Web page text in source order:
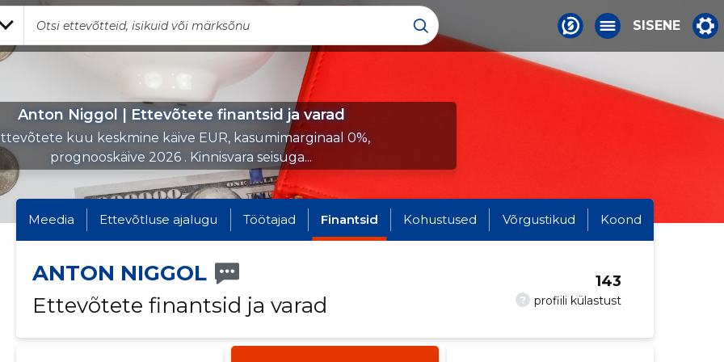
SISENE
Anton Niggol | Ettevõtete finantsid ja varad
kuu keskmine käive EUR, kasumimarginaal 0%,
prognooskäive 2026 . Kinnisvara seisuga...
Meedia Ettevõtluse ajalugu Töötajad Finantsid Kohustused Võrgustikud Koond
ANTON NIGGOL
Ettevõtete finantsid ja varad
? profiili külastust
143